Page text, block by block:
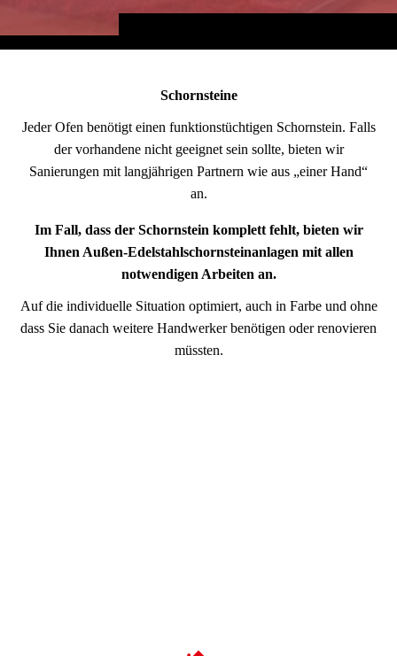
Schornsteine
Jeder Ofen benötigt einen funktionstüchtigen Schornstein. Falls
der vorhandene nicht ge­­eig­net sein sollte, bieten wir
Sanierungen mit langjährigen Partnern wie aus „einer Hand“
an.
Im Fall, dass der Schornstein komplett fehlt, bieten wir
Ihnen Außen-Edel­stahl­schorn­stein­an­la­gen mit allen
notwendigen Arbeiten an.
Auf die individuelle Situation optimiert, auch in Farbe und ohne
dass Sie danach weitere Handwerker benötigen oder renovieren
müssten.